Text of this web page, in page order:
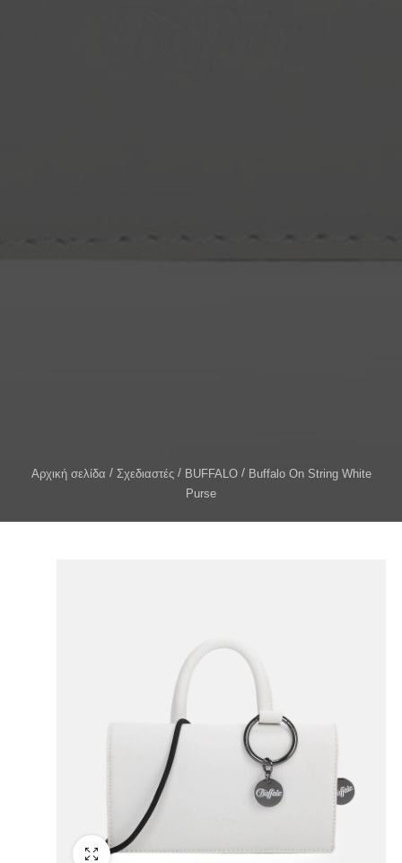
Αρχική σελίδα Σχεδιαστές BUFFALO
Buffalo On String White
Purse
Fullscreen